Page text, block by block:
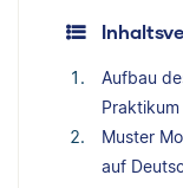
Aufbau
Praktikum
Muster
auf